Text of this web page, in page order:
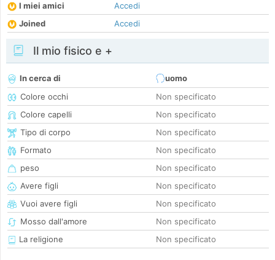
I miei amici
Accedi
Joined
Accedi
Il mio fisico e +
In cerca di
uomo
Colore occhi
Non specificato
Colore capelli
Non specificato
Tipo di corpo
Non specificato
Formato
Non specificato
peso
Non specificato
Avere figli
Non specificato
Vuoi avere figli
Non specificato
Mosso dall'amore
Non specificato
La religione
Non specificato